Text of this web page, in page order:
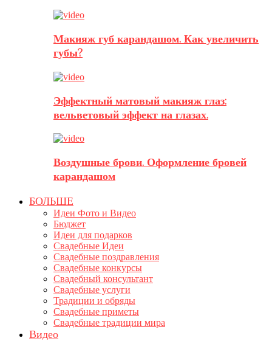
Макияж губ карандашом. Как увеличить
губы?
Эффектный матовый макияж глаз:
вельветовый эффект на глазах.
Воздушные брови. Оформление бровей
карандашом
БОЛЬШЕ
Идеи Фото и Видео
Бюджет
Идеи для подарков
Свадебные Идеи
Свадебные поздравления
Свадебные конкурсы
Свадебный консультант
Свадебные услуги
Традиции и обряды
Свадебные приметы
Свадебные традиции мира
Видео